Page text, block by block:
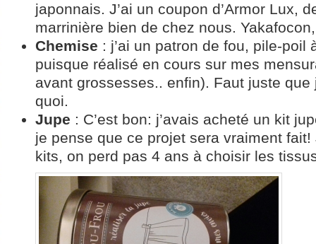
japonnais. J’ai un coupon d’Armor Lux,
marrinière bien de chez nous.
Chemise : j’ai un patron de fou, pile-poil
puisque réalisé en cours sur mes
avant grossesses.. enfin). Faut juste que
quoi.
Jupe : C’est bon: j’avais acheté un kit
je pense que ce projet sera vraiment fait!
kits, on perd pas 4 ans à choisir les